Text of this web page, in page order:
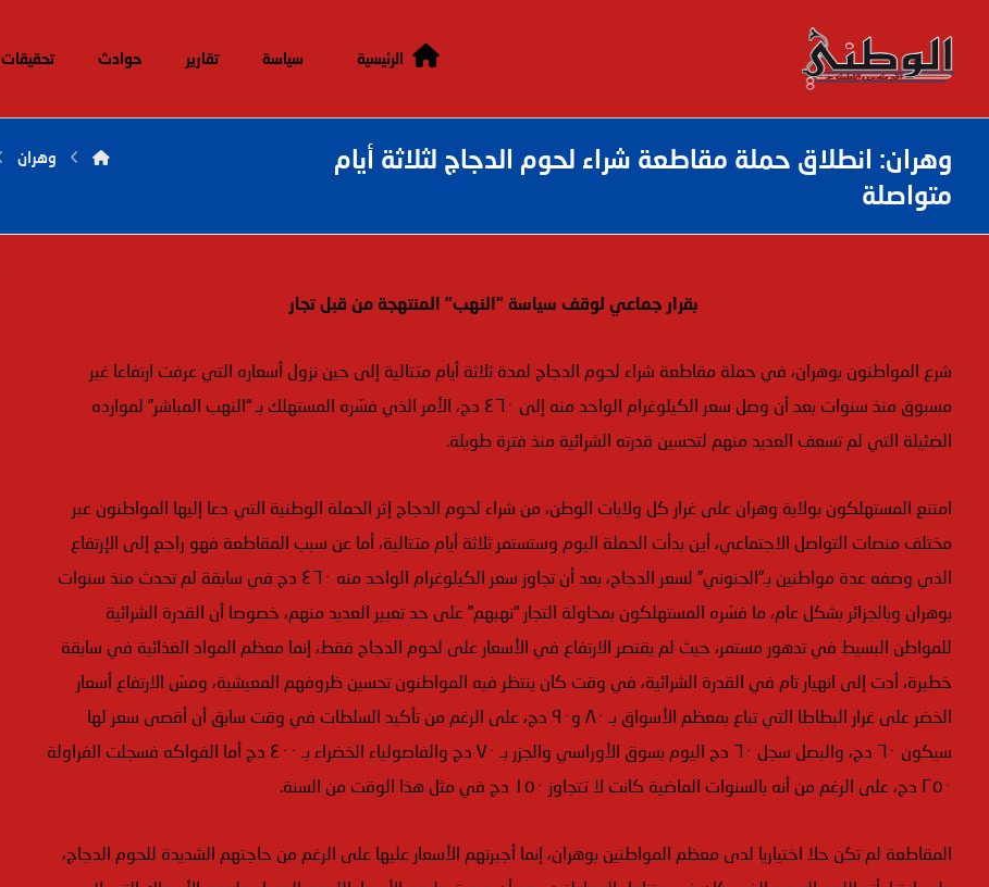
الرئيسية سياسة تقارير حوادث تحقيقات
وهران: انطلاق حملة مقاطعة شراء لحوم الدجاج لثلاثة أيام
متواصلة
وهران
بقرار جماعي لوقف سياسة “النهب” المنتهجة من قبل تجار
شرع المواطنون بوهران، في حملة مقاطعة شراء لحوم الدجاج لمدة ثلاثة أيام متتالية إلى حين نزول أسعاره التي عرفت ارتفاعا غير
مسبوق منذ سنوات بعد أن وصل سعر الكيلوغرام الواحد منه إلى ٤٦٠ دج، الأمر الذي فسّره المستهلك بـ “النهب المباشر” لموارده
الضئيلة التي لم تسعف العديد منهم لتحسين قدرته الشرائية منذ فترة طويلة.
امتنع المستهلكون بولاية وهران على غرار كل ولايات الوطن، من شراء لحوم الدجاج إثر الحملة الوطنية التي دعا إليها المواطنون عبر
مختلف منصات التواصل الاجتماعي، أين بدأت الحملة اليوم وستستمر ثلاثة أيام متتالية، أما عن سبب المقاطعة فهو راجع إلى الإرتفاع
الذي وصفه عدة مواطنين بـ”الجنوني” لسعر الدجاج، بعد أن تجاوز سعر الكيلوغرام الواحد منه ٤٦٠ دج في سابقة لم تحدث منذ سنوات
بوهران وبالجزائر بشكل عام، ما فسّره المستهلكون بمحاولة التجار “نهبهم” على حد تعبير العديد منهم، خصوصا أن القدرة الشرائية
للمواطن البسيط في تدهور مستمر، حيث لم يقتصر الارتفاع في الأسعار على لحوم الدجاج فقط، إنما معظم المواد الغذائية في سابقة
خطيرة، أدت إلى انهيار تام في القدرة الشرائية، في وقت كان ينتظر فيه المواطنون تحسين ظروفهم المعيشية، ومسّ الارتفاع أسعار
الخضر على غرار البطاطا التي تباع بمعظم الأسواق بـ ٨٠ و٩٠ دج، على الرغم من تأكيد السلطات في وقت سابق أن أقصى سعر لها
سيكون ٦٠ دج، والبصل سجل ٦٠ دج اليوم بسوق الأوراسي والجزر بـ ٧٠ دج والفاصولياء الخضراء بـ ٤٠٠ دج أما الفواكه فسجلت الفراولة
٢٥٠ دج، على الرغم من أنه بالسنوات الماضية كانت لا تتجاوز ١٥٠ دج في مثل هذا الوقت من السنة.
المقاطعة لم تكن حلا اختياريا لدى معظم المواطنين بوهران، إنما أجبرتهم الأسعار عليها على الرغم من حاجتهم الشديدة للحوم الدجاج،